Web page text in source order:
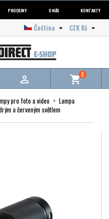
PRODEJNY O NÁS KONTAKTY
CZK Kč 
Čeština 
 shopping_cart0
pro foto a video
Lampa
a červeným světlem